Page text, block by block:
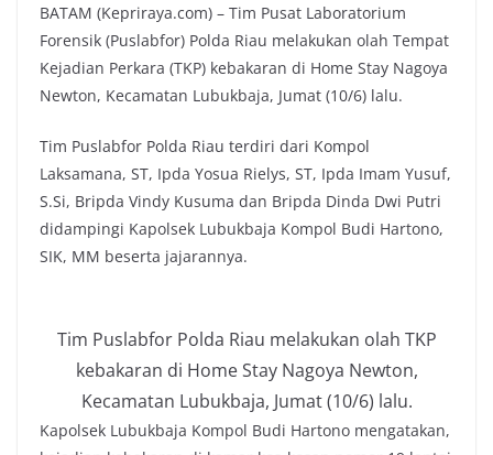
BATAM (Kepriraya.com) – Tim Pusat Laboratorium
Forensik (Puslabfor) Polda Riau melakukan olah Tempat
Kejadian Perkara (TKP) kebakaran di Home Stay Nagoya
Newton, Kecamatan Lubukbaja, Jumat (10/6) lalu.
Tim Puslabfor Polda Riau terdiri dari Kompol
Laksamana, ST, Ipda Yosua Rielys, ST, Ipda Imam Yusuf,
S.Si, Bripda Vindy Kusuma dan Bripda Dinda Dwi Putri
didampingi Kapolsek Lubukbaja Kompol Budi Hartono,
SIK, MM beserta jajarannya.
Tim Puslabfor Polda Riau melakukan olah TKP
kebakaran di Home Stay Nagoya Newton,
Kecamatan Lubukbaja, Jumat (10/6) lalu.
Kapolsek Lubukbaja Kompol Budi Hartono mengatakan,